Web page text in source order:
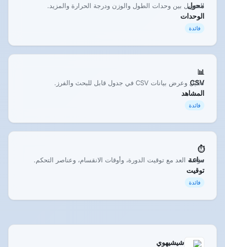
محول
الوحدات
التحويل بين وحدات الطول والوزن ودرجة الحرارة والمزيد.
فائدة
📊
CSV
المشاهد
تحليل وعرض بيانات CSV في جدول قابل للبحث والفرز.
فائدة
⏱️
ساعة
توقيت
مؤقت العد مع توقيت الدورة، وأوقات الانقسام، وعناصر التحكم.
فائدة
شيشيهوي